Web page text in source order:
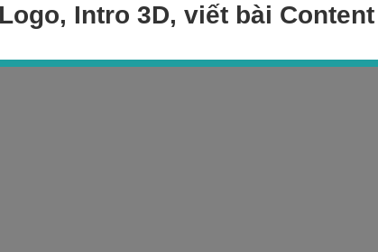
Intro 3D, viết bài Content